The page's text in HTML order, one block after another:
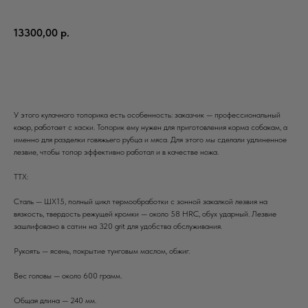
13300,00 р.
У этого кулачного топорика есть особенность: заказчик — профессиональный
каюр, работает с хаски. Топорик ему нужен для приготовления корма собакам, а
именно для разделки говяжьего рубца и мяса. Для этого мы сделали удлиненное
лезвие, чтобы топор эффективно работал и в качестве ножа.
ТТХ:
Сталь — ШХ15, полный цикл термообработки с зонной закалкой лезвия на
вязкость, твердость режущей кромки — около 58 HRC, обух ударный. Лезвие
зашлифовано в сатин на 320 grit для удобства обслуживания.
Рукоять — ясень, покрытие тунговым маслом, обжиг.
Вес головы — около 600 грамм.
Общая длина — 240 мм.